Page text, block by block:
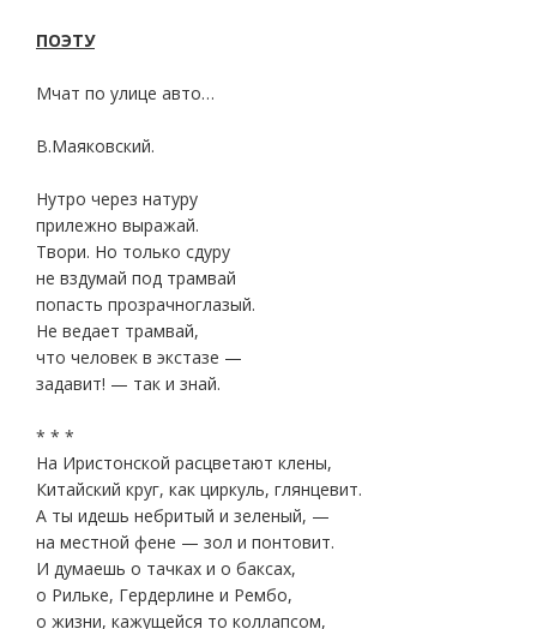
ПОЭТУ
Мчат по улице авто…
В.Маяковский.
Нутро через натуру
прилежно выражай.
Твори. Но только сдуру
не вздумай под трамвай
попасть прозрачноглазый.
Не ведает трамвай,
что человек в экстазе —
задавит! — так и знай.
* * *
На Иристонской расцветают клены,
Китайский круг, как циркуль, глянцевит.
А ты идешь небритый и зеленый, —
на местной фене — зол и понтовит.
И думаешь о тачках и о баксах,
о Рильке, Гердерлине и Рембо,
о жизни, кажущейся то коллапсом,